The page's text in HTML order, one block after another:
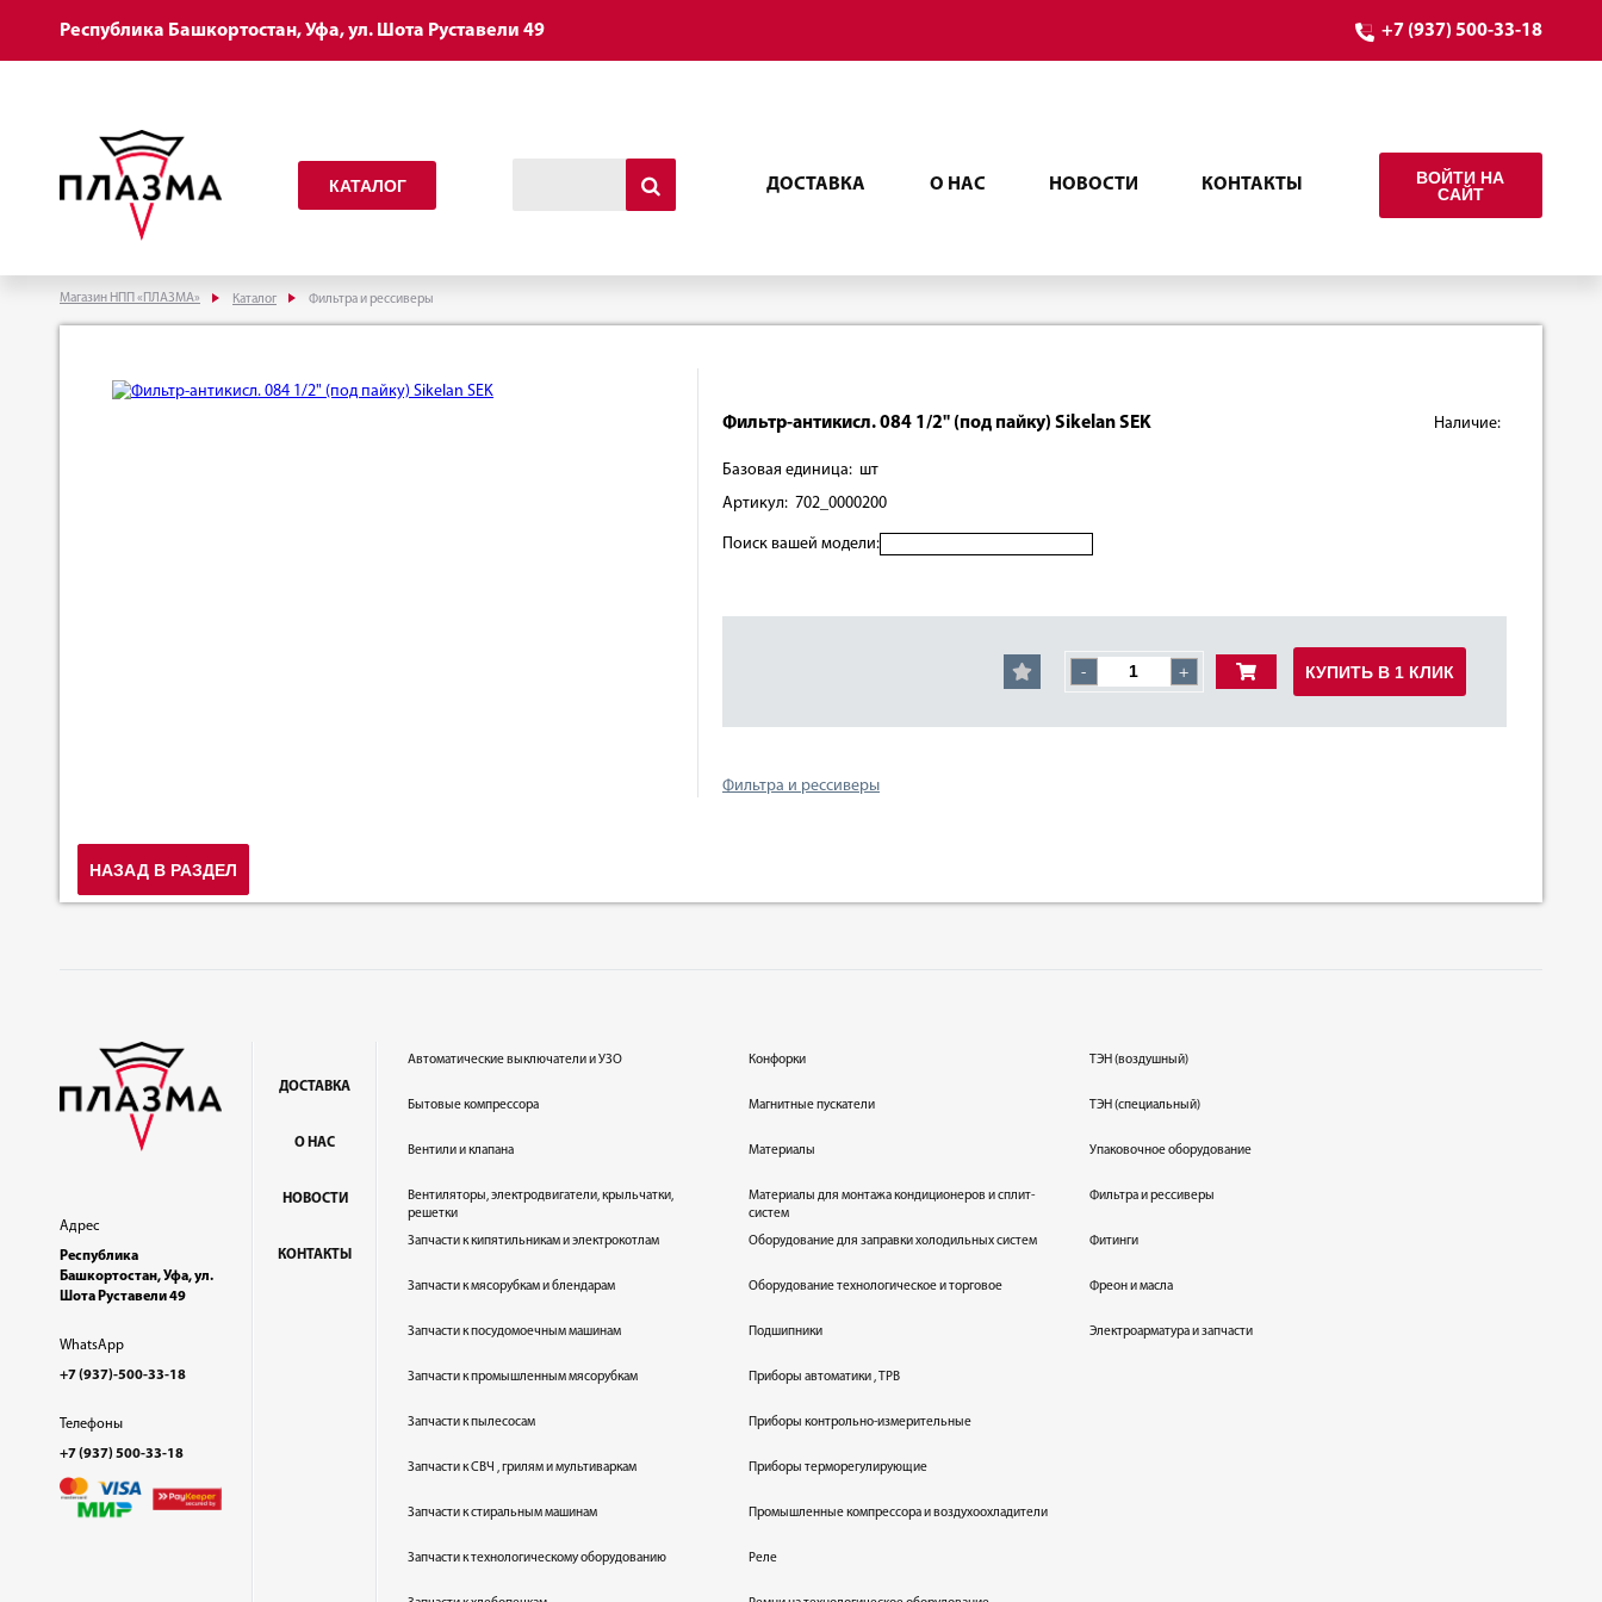
Республика Башкортостан, Уфа, ул. Шота Руставели 49 +7 (937) 500-33-18
КАТАЛОГ ДОСТАВКА О НАС НОВОСТИ КОНТАКТЫ
ВОЙТИ НА
САЙТ
Магазин НПП «ПЛАЗМА» Каталог Фильтра и рессиверы
Фильтр-антикисл. 084 1/2" (под пайку) Sikelan SEK Наличие:
Базовая единица: шт
Артикул: 702_0000200
Поиск вашей модели:
- + КУПИТЬ В 1 КЛИК
Фильтра и рессиверы
НАЗАД В РАЗДЕЛ
Адрес
Республика
Башкортостан, Уфа, ул.
Шота Руставели 49
WhatsApp
+7 (937)-500-33-18
Телефоны
+7 (937) 500-33-18
ДОСТАВКА
О НАС
НОВОСТИ
КОНТАКТЫ
Автоматические выключатели и УЗО
Бытовые компрессора
Вентили и клапана
Вентиляторы, электродвигатели, крыльчатки,
решетки
Запчасти к кипятильникам и электрокотлам
Запчасти к мясорубкам и блендарам
Запчасти к посудомоечным машинам
Запчасти к промышленным мясорубкам
Запчасти к пылесосам
Запчасти к СВЧ , грилям и мультиваркам
Запчасти к стиральным машинам
Запчасти к технологическому оборудованию
Конфорки
Магнитные пускатели
Материалы
Материалы для монтажа кондиционеров и сплит-
систем
Оборудование для заправки холодильных систем
Оборудование технологическое и торговое
Подшипники
Приборы автоматики , ТРВ
Приборы контрольно-измерительные
Приборы терморегулирующие
Промышленные компрессора и воздухоохладители
Реле
ТЭН (воздушный)
ТЭН (специальный)
Упаковочное оборудование
Фильтра и рессиверы
Фитинги
Фреон и масла
Электроарматура и запчасти